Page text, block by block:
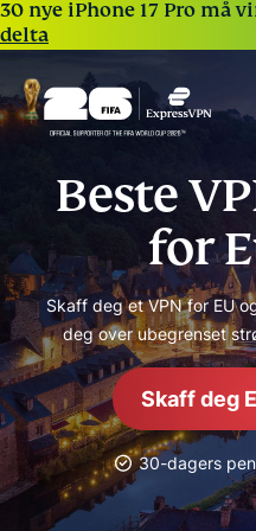
30 nye iPhone 17 Pro må
delta
Beste
for
Skaff deg et VPN for EU
deg over ubegrenset
Skaff deg
30-dagers